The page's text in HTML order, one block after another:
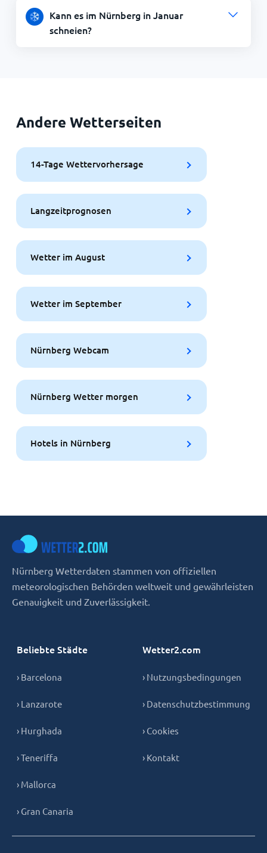
Kann es im Nürnberg in Januar
schneien?
Andere Wetterseiten
14-Tage Wettervorhersage
Langzeitprognosen
Wetter im August
Wetter im September
Nürnberg Webcam
Nürnberg Wetter morgen
Hotels in Nürnberg
Nürnberg Wetterdaten stammen von offiziellen
meteorologischen Behörden weltweit und gewährleisten
Genauigkeit und Zuverlässigkeit.
Beliebte Städte
› Barcelona
› Lanzarote
› Hurghada
› Teneriffa
› Mallorca
› Gran Canaria
Wetter2.com
› Nutzungsbedingungen
› Datenschutzbestimmung
› Cookies
› Kontakt